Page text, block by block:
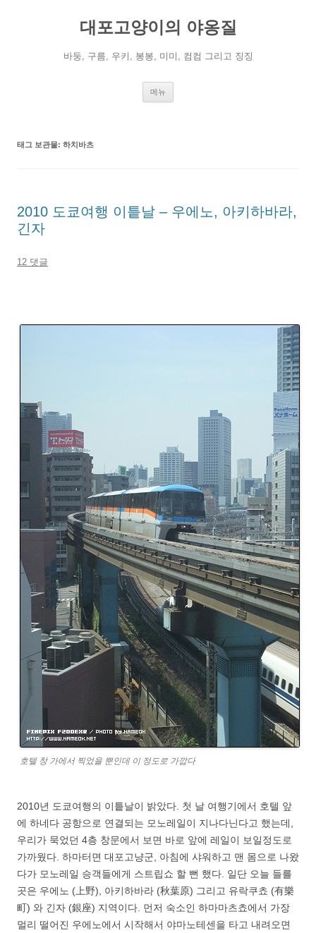
대포고양이의 야옹질
바둥, 구름, 우키, 봉봉, 미미, 컴컴 그리고 징징
메뉴
태그 보관물: 하치바츠
2010 도쿄여행 이틑날 – 우에노, 아키하바라,
긴자
12 댓글
호텔 창 가에서 찍었을 뿐인데 이 정도로 가깝다
2010년 도쿄여행의 이틑날이 밝았다. 첫 날 여행기에서 호텔 앞
에 하네다 공항으로 연결되는 모노레일이 지나다닌다고 했는데,
우리가 묵었던 4층 창문에서 보면 바로 앞에 레일이 보일정도로
가까웠다. 하마터면 대포고냥군, 아침에 샤워하고 맨 몸으로 나왔
다가 모노레일 승객들에게 스트립쇼 할 뻔 했다. 일단 오늘 들를
곳은 우에노 (上野), 아키하바라 (秋葉原) 그리고 유락쿠쵸 (有樂
町) 와 긴자 (銀座) 지역이다. 먼저 숙소인 하마마츠쵸에서 가장
멀리 떨어진 우에노에서 시작해서 야마노테센을 타고 내려오면